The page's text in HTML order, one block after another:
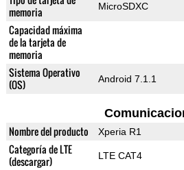
memoria
MicroSDXC
Capacidad máxima
de la tarjeta de
memoria
Sistema Operativo
(OS)
Android 7.1.1
Nombre del producto Xperia R1
Categoría de LTE
(descargar)
LTE CAT4